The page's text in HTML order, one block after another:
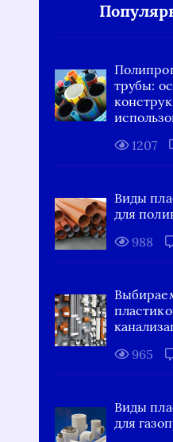
трубы:
1207
Виды
для
988
965
Виды
для